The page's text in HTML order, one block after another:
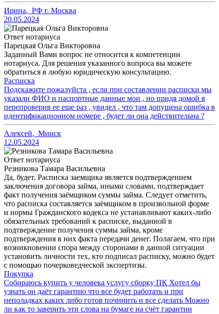
Ирина, РФ г. Москва
20.05.2024
Ответ нотариуса
Парецкая Ольга Викторовна
Заданный Вами вопрос не относится к компетенции
нотариуса. Для решения указанного вопроса вы можете
обратиться в любую юридическую консультацию.
Расписка
Подскажите пожалуйста , если при составлении расписки мы
указали ФИО и паспортные данные мои , но придя домой я
перепроверив ее еще раз , увидел , что там допущена ошибка в
идентификационном номере , будет ли она действительна ?
Алексей, Минск
12.05.2024
Ответ нотариуса
Резникова Тамара Васильевна
Да, будет. Расписка заемщика является подтверждением
заключения договора займа, иными словами, подтверждает
факт получения заёмщиком суммы займа. Следует отметить,
что расписка составляется заёмщиком в произвольной форме
и нормы Гражданского кодекса не устанавливают каких-либо
обязательных требований к расписке, выданной в
подтверждение получения суммы займа, кроме
подтверждения в них факта передачи денег. Полагаем, что при
возникновении спора между сторонами в данной ситуации
установить личности тех, кто подписал расписку, можно будет
с помощью почерковедческой экспертизы.
Покупка
Собираюсь купить у человека услугу сборку ПК Хотел бы
узнать он даёт гарантию что все будет работать и при
неполадках каких либо готов починить и все сделать Можно
ли как то заверить эти слова на бумаге на счёт гарантии